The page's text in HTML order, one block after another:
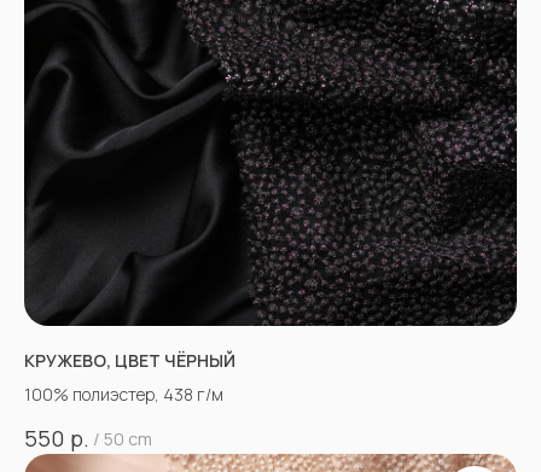
КРУЖЕВО, ЦВЕТ ЧЁРНЫЙ
100% полиэстер, 438 г/м
550 р. / 50 cm